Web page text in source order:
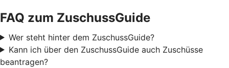
FAQ zum ZuschussGuide
Wer steht hinter dem ZuschussGuide?
Kann ich über den ZuschussGuide auch Zuschüsse
beantragen?